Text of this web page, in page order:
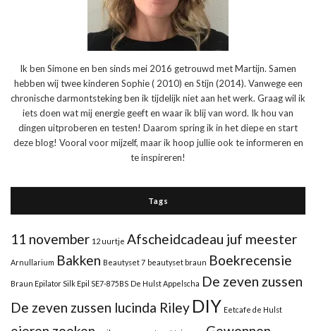
Ik ben Simone en ben sinds mei 2016 getrouwd met Martijn. Samen
hebben wij twee kinderen Sophie ( 2010) en Stijn (2014). Vanwege een
chronische darmontsteking ben ik tijdelijk niet aan het werk. Graag wil ik
iets doen wat mij energie geeft en waar ik blij van word. Ik hou van
dingen uitproberen en testen! Daarom spring ik in het diepe en start
deze blog! Vooral voor mijzelf, maar ik hoop jullie ook te informeren en
te inspireren!
Tags
11 november 12 uurtje Afscheidcadeau juf meester
Arnullarium Bakken Beautyset 7 beautyset braun Boekrecensie
Braun Epilator Silk Epil SE7-875BS De Hulst Appelscha De zeven zussen
De zeven zussen lucinda Riley DIY Eetcafe de Hulst